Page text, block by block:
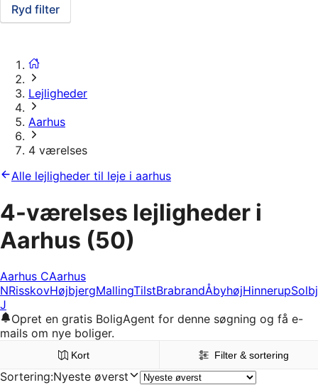
Ryd filter
Lejligheder
Aarhus
4 værelses
Alle lejligheder til leje i aarhus
4-værelses lejligheder i
Aarhus (50)
Aarhus CAarhus
NRisskovHøjbjergMallingTilstBrabrandÅbyhøjHinnerup
J
Opret en gratis BoligAgent for denne søgning og få e-
mails om nye boliger.
Kort Filter & sortering
Sortering:Nyeste øverst